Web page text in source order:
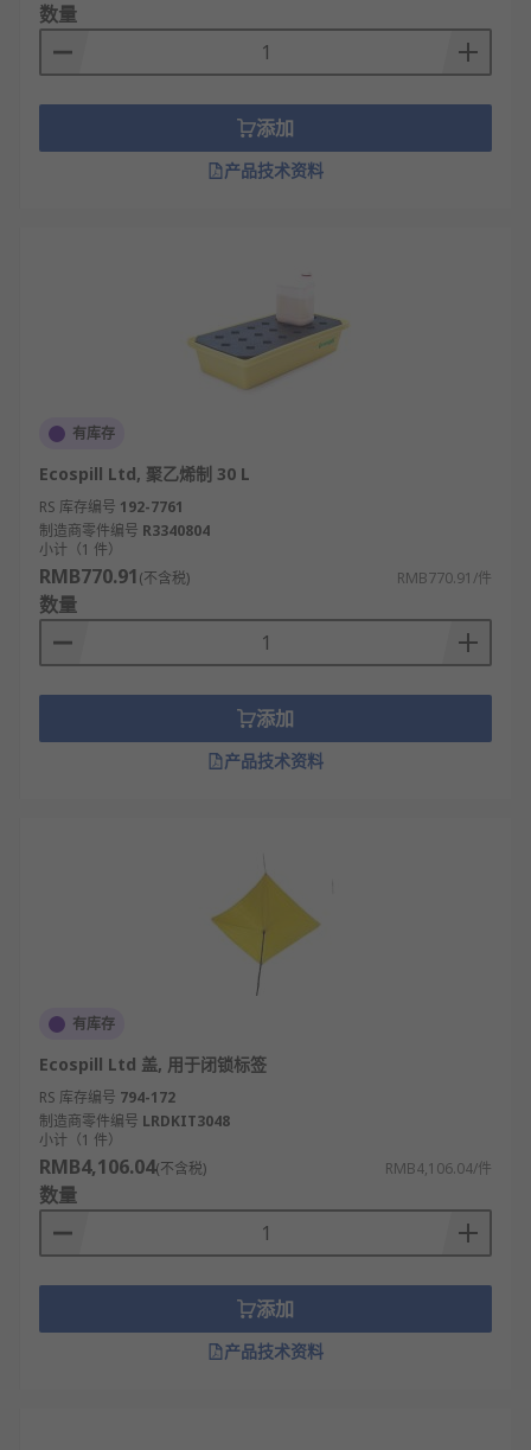
数量
添加
产品技术资料
有库存
Ecospill Ltd, 聚乙烯制 30 L
RS 库存编号 192-7761
制造商零件编号 R3340804
小计（1 件）
RMB770.91(不含税) RMB770.91/件
数量
添加
产品技术资料
有库存
Ecospill Ltd 盖, 用于闭锁标签
RS 库存编号 794-172
制造商零件编号 LRDKIT3048
小计（1 件）
RMB4,106.04(不含税) RMB4,106.04/件
数量
添加
产品技术资料